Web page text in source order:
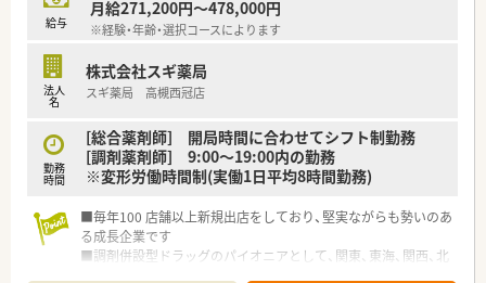
を心掛けており、ストレスなく業務をおこなって頂けます。
■マナー研修やレイアウト研修など調剤にかかわる研修以外も
す。
■個々のスキルアップにも力を入れており、興味ある研修や学会
■正社員は週34.5時間が会社規定の労働時間となり、プライベー
トを充実させることができますし週40時間勤務の選択も可能で
す。ただ社員の9割は34.5時間勤務をされています
給与
月給271,200円～478,000円
※経験・年齢・選択コースによります
法人
名
株式会社スギ薬局
スギ薬局 高槻西冠店
勤務
時間
[総合薬剤師] 開局時間に合わせてシフト制勤務
[調剤薬剤師] 9:00～19:00内の勤務
※変形労働時間制(実働1日平均8時間勤務)
■毎年100 店舗以上新規出店をしており、堅実ながらも勢いのあ
る成長企業です
■調剤併設型ドラッグのパイオニアとして、関東、東海、関西、北